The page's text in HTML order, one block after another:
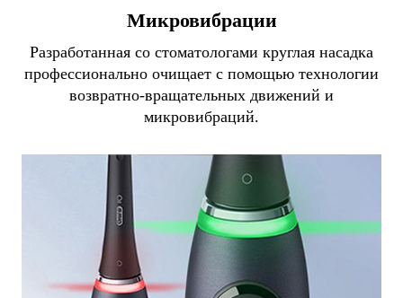
Микровибрации
Разработанная со стоматологами круглая насадка
профессионально очищает с помощью технологии
возвратно-вращательных движений и
микровибраций.